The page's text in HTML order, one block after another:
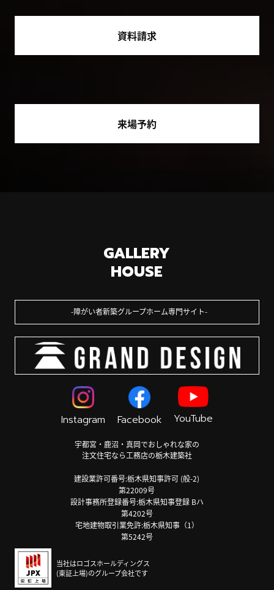
資料請求
来場予約
GALLERY
HOUSE
障がい者新築グループホーム専門サイト
Instagram Facebook YouTube
宇都宮・鹿沼・真岡でおしゃれな家の
注文住宅なら工務店の栃木建築社
建設業許可番号:栃木県知事許可 (般-2)
第22009号
設計事務所登録番号:栃木県知事登録 Bハ
第4202号
宅地建物取引業免許:栃木県知事（1）
第5242号
当社はロゴスホールディングス
(東証上場)のグループ会社です